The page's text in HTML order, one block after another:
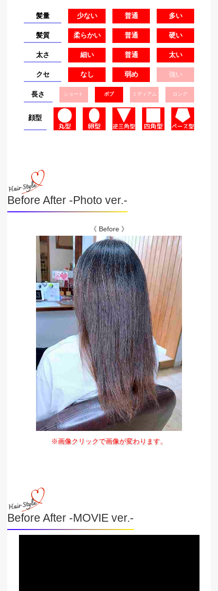
髪量 少ない 普通 多い
髪質 柔らかい 普通 硬い
太さ 細い 普通 太い
クセ なし 弱め 強い
長さ ショート ボブ ミディアム ロング
顔型
Before After -Photo ver.-
《 Before 》
※画像クリックで画像が変わります。
Before After -MOVIE ver.-